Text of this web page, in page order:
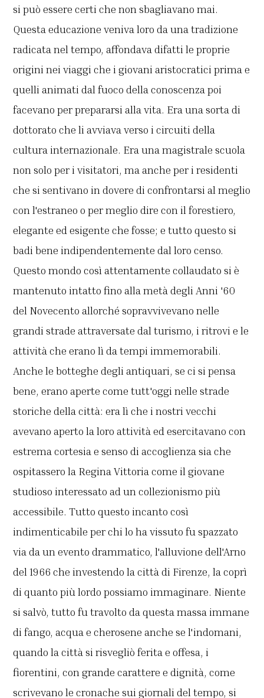
si può essere certi che non sbagliavano mai.
Questa educazione veniva loro da una tradizione
radicata nel tempo, affondava difatti le proprie
origini nei viaggi che i giovani aristocratici prima e
quelli animati dal fuoco della conoscenza poi
facevano per prepararsi alla vita. Era una sorta di
dottorato che li avviava verso i circuiti della
cultura internazionale. Era una magistrale scuola
non solo per i visitatori, ma anche per i residenti
che si sentivano in dovere di confrontarsi al meglio
con l'estraneo o per meglio dire con il forestiero,
elegante ed esigente che fosse; e tutto questo si
badi bene indipendentemente dal loro censo.
Questo mondo così attentamente collaudato si è
mantenuto intatto fino alla metà degli Anni '60
del Novecento allorché sopravvivevano nelle
grandi strade attraversate dal turismo, i ritrovi e le
attività che erano lì da tempi immemorabili.
Anche le botteghe degli antiquari, se ci si pensa
bene, erano aperte come tutt'oggi nelle strade
storiche della città: era lì che i nostri vecchi
avevano aperto la loro attività ed esercitavano con
estrema cortesia e senso di accoglienza sia che
ospitassero la Regina Vittoria come il giovane
studioso interessato ad un collezionismo più
accessibile. Tutto questo incanto così
indimenticabile per chi lo ha vissuto fu spazzato
via da un evento drammatico, l'alluvione dell'Arno
del 1966 che investendo la città di Firenze, la coprì
di quanto più lordo possiamo immaginare. Niente
si salvò, tutto fu travolto da questa massa immane
di fango, acqua e cherosene anche se l'indomani,
quando la città si risvegliò ferita e offesa, i
fiorentini, con grande carattere e dignità, come
scrivevano le cronache sui giornali del tempo, si